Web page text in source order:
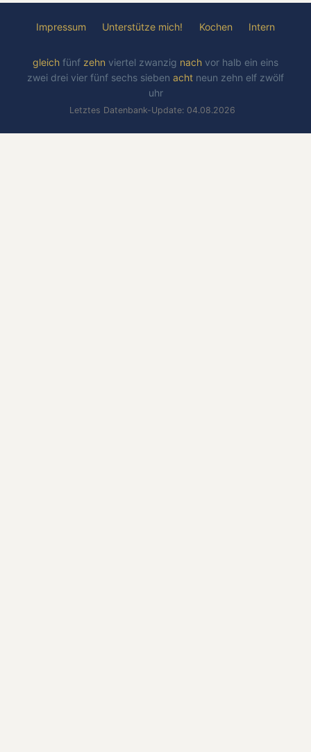
Impressum Unterstütze mich! Kochen Intern
gleich fünf zehn viertel zwanzig nach vor halb ein eins
zwei drei vier fünf sechs sieben acht neun zehn elf zwölf
uhr
Letztes Datenbank-Update: 04.08.2026